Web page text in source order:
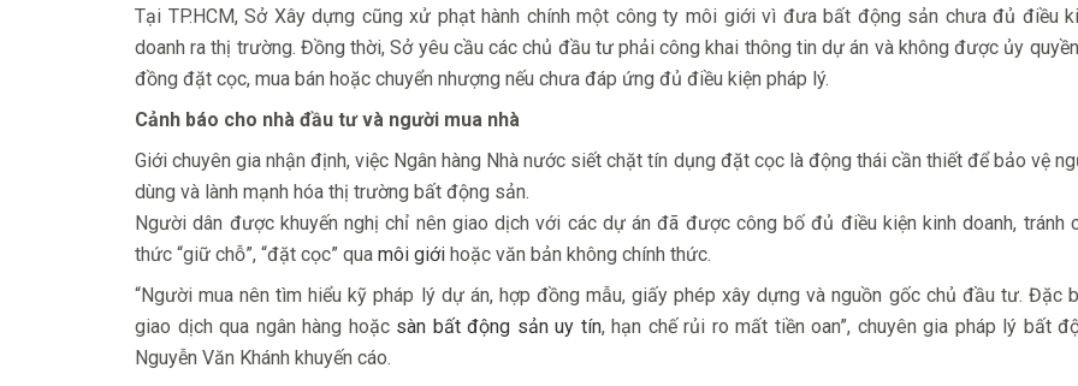
Tại TP.HCM, Sở Xây dựng cũng xử phạt hành chính một công ty môi giới vì đưa bất động sản chưa đủ điều
doanh ra thị trường. Đồng thời, Sở yêu cầu các chủ đầu tư phải công khai thông tin dự án và không được ủy
đồng đặt cọc, mua bán hoặc chuyển nhượng nếu chưa đáp ứng đủ điều kiện pháp lý.
Cảnh báo cho nhà đầu tư và người mua nhà
Giới chuyên gia nhận định, việc Ngân hàng Nhà nước siết chặt tín dụng đặt cọc là động thái cần thiết để bảo vệ
dùng và lành mạnh hóa thị trường bất động sản.
Người dân được khuyến nghị chỉ nên giao dịch với các dự án đã được công bố đủ điều kiện kinh doanh, tránh
thức “giữ chỗ”, “đặt cọc” qua môi giới hoặc văn bản không chính thức.
“Người mua nên tìm hiểu kỹ pháp lý dự án, hợp đồng mẫu, giấy phép xây dựng và nguồn gốc chủ đầu tư. Đặc
giao dịch qua ngân hàng hoặc sàn bất động sản uy tín, hạn chế rủi ro mất tiền oan”, chuyên gia pháp lý bất
Nguyễn Văn Khánh khuyến cáo.